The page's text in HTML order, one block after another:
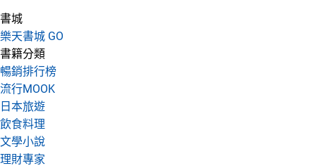
書城
樂天書城 GO
書籍分類
暢銷排行榜
流行MOOK
日本旅遊
飲食料理
文學小說
理財專家